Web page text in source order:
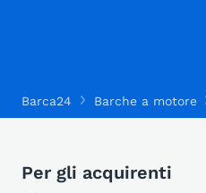
Barca24 Barche a motore
Per gli acquirenti